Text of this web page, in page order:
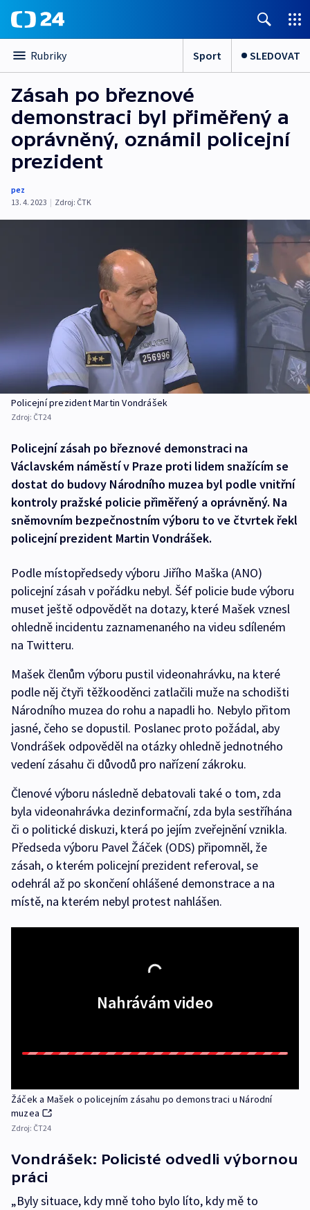
Rubriky Sport SLEDOVAT
Zásah po březnové
demonstraci byl přiměřený a
oprávněný, oznámil policejní
prezident
pez
13. 4. 2023 | Zdroj: ČTK
Policejní prezident Martin Vondrášek
Zdroj: ČT24
Policejní zásah po březnové demonstraci na
Václavském náměstí v Praze proti lidem snažícím se
dostat do budovy Národního muzea byl podle vnitřní
kontroly pražské policie přiměřený a oprávněný. Na
sněmovním bezpečnostním výboru to ve čtvrtek řekl
policejní prezident Martin Vondrášek.
Podle místopředsedy výboru Jiřího Maška (ANO)
policejní zásah v pořádku nebyl. Šéf policie bude výboru
muset ještě odpovědět na dotazy, které Mašek vznesl
ohledně incidentu zaznamenaného na videu sdíleném
na Twitteru.
Mašek členům výboru pustil videonahrávku, na které
podle něj čtyři těžkooděnci zatlačili muže na schodišti
Národního muzea do rohu a napadli ho. Nebylo přitom
jasné, čeho se dopustil. Poslanec proto požádal, aby
Vondrášek odpověděl na otázky ohledně jednotného
vedení zásahu či důvodů pro nařízení zákroku.
Členové výboru následně debatovali také o tom, zda
byla videonahrávka dezinformační, zda byla sestříhána
či o politické diskuzi, která po jejím zveřejnění vznikla.
Předseda výboru Pavel Žáček (ODS) připomněl, že
zásah, o kterém policejní prezident referoval, se
odehrál až po skončení ohlášené demonstrace a na
místě, na kterém nebyl protest nahlášen.
Nahrávám video
Žáček a Mašek o policejním zásahu po demonstraci u Národní
muzea
Zdroj: ČT24
Vondrášek: Policisté odvedli výbornou
práci
„Byly situace, kdy mně toho bylo líto, kdy mě to